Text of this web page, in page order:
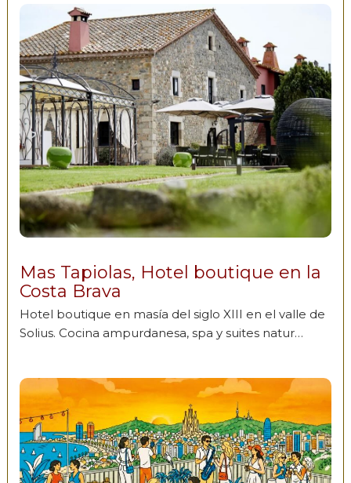
Mas Tapiolas, Hotel boutique en la
Costa Brava
Hotel boutique en masía del siglo XIII en el valle de
Solius. Cocina ampurdanesa, spa y suites natur…